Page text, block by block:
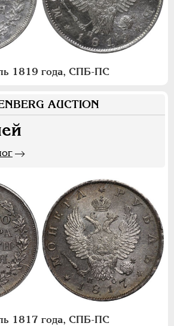
1819 года, СПБ-ПС
AUCTION
1817 года, СПБ-ПС